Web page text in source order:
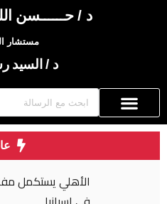
د / حــــــسن
مستشار
د / السيد
الأهلي يستكمل مفاوضات